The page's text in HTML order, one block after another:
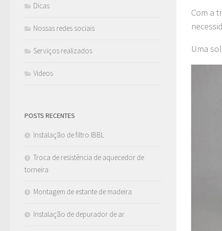
Com a
Uma
Dicas
Nossas redes sociais
Serviços realizados
Videos
POSTS RECENTES
Instalação de filtro IBBL
Troca de resistência de aquecedor de
torneira
Montagem de estante de madeira
Instalação de depurador de ar